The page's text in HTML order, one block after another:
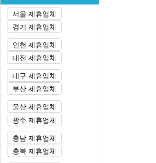
서울 제휴업체
경기 제휴업체
인천 제휴업체
대전 제휴업체
대구 제휴업체
부산 제휴업체
울산 제휴업체
광주 제휴업체
충남 제휴업체
충북 제휴업체